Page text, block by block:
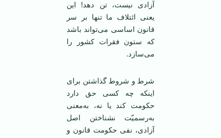
آزادی نیست، تن دهد! این
یعنی ائتلاف ما تنها بر سر
قانون اساسی می‌تواند باشد
که ستون فقرات کشور را
می‌سازد.
شرط و شروط گذاشتن برای
اینکه چه کسی حق دارد
حکومت کند یا نه، به‌معنی
به‌رسمیّت نشناختن اصل
آزادی، نفی حکومت قانون و